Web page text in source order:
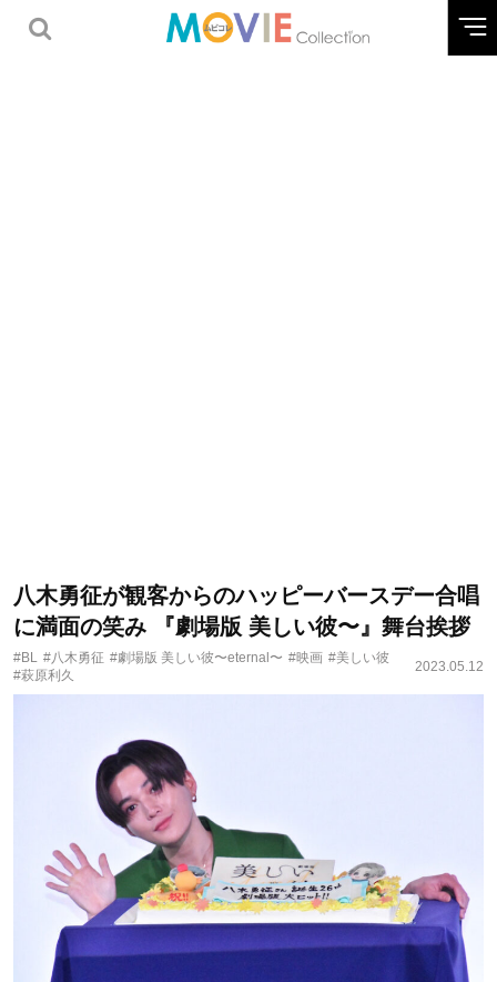
八木勇征が観客からのハッピーバースデー合唱
に満面の笑み 『劇場版 美しい彼〜』舞台挨拶
#BL #八木勇征 #劇場版 美しい彼〜eternal〜 #映画 #美しい彼
#萩原利久
2023.05.12